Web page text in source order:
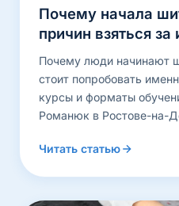
Почему начала
причин взяться
Почему люди начинают
стоит попробовать
курсы и форматы
Романюк в Ростове-на-
Читать статью